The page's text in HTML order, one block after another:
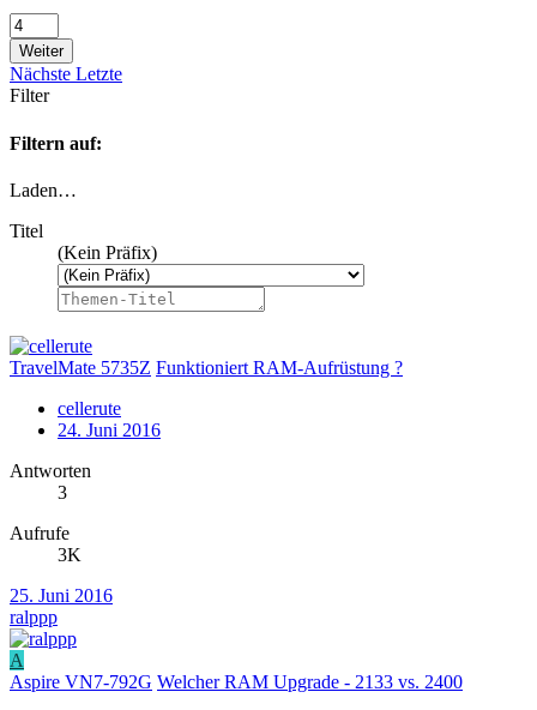
Weiter
Nächste Letzte
Filter
Filtern auf:
Laden…
Titel
(Kein Präfix)
TravelMate 5735Z Funktioniert RAM-Aufrüstung ?
cellerute
24. Juni 2016
Antworten
3
Aufrufe
3K
25. Juni 2016
ralppp
A
Aspire VN7-792G Welcher RAM Upgrade - 2133 vs. 2400